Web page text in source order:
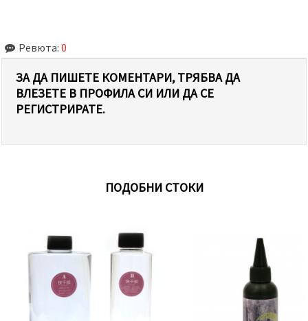
Ревюта: 0
ЗА ДА ПИШЕТЕ КОМЕНТАРИ, ТРЯБВА ДА
ВЛЕЗЕТЕ В ПРОФИЛА СИ ИЛИ ДА СЕ
РЕГИСТРИРАТЕ.
ПОДОБНИ СТОКИ